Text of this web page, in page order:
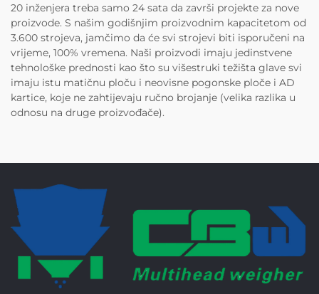
20 inženjera treba samo 24 sata da završi projekte za nove
proizvode. S našim godišnjim proizvodnim kapacitetom od
3.600 strojeva, jamčimo da će svi strojevi biti isporučeni na
vrijeme, 100% vremena. Naši proizvodi imaju jedinstvene
tehnološke prednosti kao što su višestruki težišta glave svi
imaju istu matičnu ploču i neovisne pogonske ploče i AD
kartice, koje ne zahtijevaju ručno brojanje (velika razlika u
odnosu na druge proizvođače).